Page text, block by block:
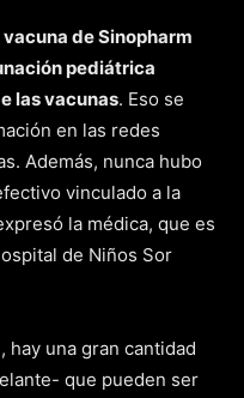
de Sinopharm
pediátrica
las vacunas. Eso se
en las redes
Además, nunca hubo
vinculado a la
la médica, que es
de Niños Sor
hay una gran cantidad
que pueden ser